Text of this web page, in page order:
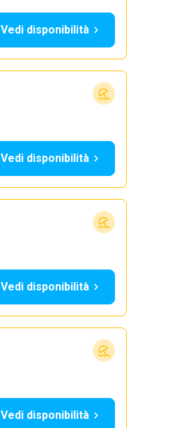
Vedi disponibilità
Vedi disponibilità
Vedi disponibilità
Vedi disponibilità